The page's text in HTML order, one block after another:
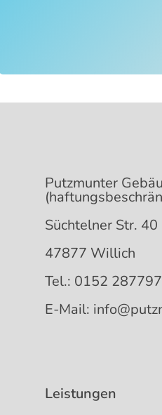
Putzmunter
Süchtelner Str. 40
47877 Willich
Tel.: 0152
E-Mail:
Leistungen